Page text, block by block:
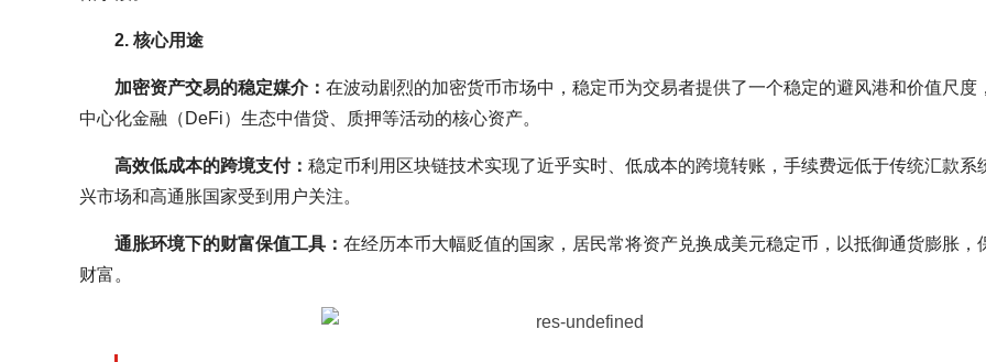
2. 核心用途
加密资产交易的稳定媒介： 在波动剧烈的加密货币市场中，稳定币为交易者提供了一个稳定的避风港和价值尺度
中心化金融（DeFi）生态中借贷、质押等活动的核心资产。
高效低成本的跨境支付： 稳定币利用区块链技术实现了近乎实时、低成本的跨境转账，手续费远低于传统汇款系
兴市场和高通胀国家受到用户关注。
通胀环境下的财富保值工具： 在经历本币大幅贬值的国家，居民常将资产兑换成美元稳定币，以抵御通货膨胀，
财富。